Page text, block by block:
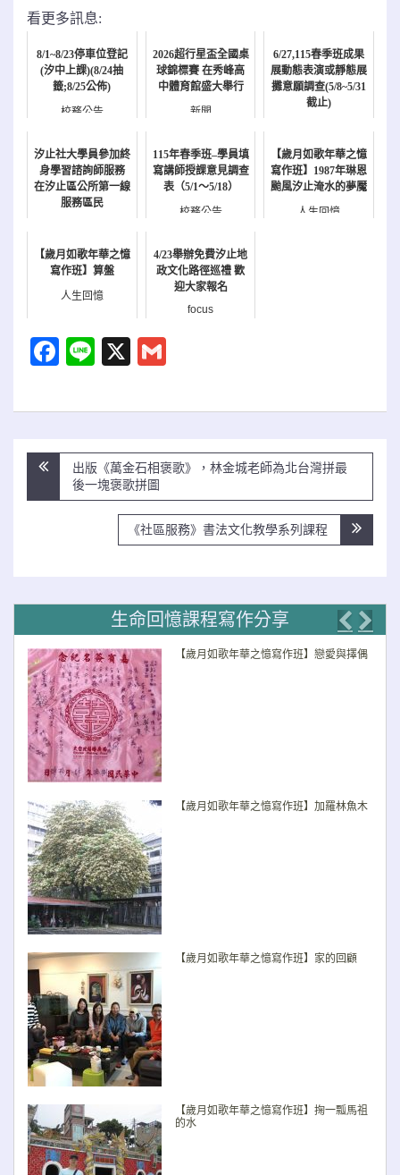
看更多訊息:
8/1~8/23停車位登記
(汐中上課)(8/24抽
籤;8/25公佈)
校務公告
2026超行星盃全國桌
球錦標賽 在秀峰高
中體育館盛大舉行
新聞
6/27,115春季班成果
展動態表演或靜態展
攤意願調查(5/8~5/31
截止)
汐止社大學員參加終
身學習諮詢師服務
在汐止區公所第一線
服務區民
115年春季班–學員填
寫講師授課意見調查
表（5/1～5/18）
校務公告
【歲月如歌年華之憶
寫作班】1987年琳恩
颱風汐止淹水的夢魘
人生回憶
【歲月如歌年華之憶
寫作班】算盤
人生回憶
4/23舉辦免費汐止地
政文化路徑巡禮 歡
迎大家報名
focus
Facebook
LineX
文
出版《萬金石相褒歌》，林金城老師為北台灣拼最
後一塊褒歌拼圖
《社區服務》書法文化教學系列課程
生命回憶課程寫作分享
【歲月如歌年華之憶寫作班】戀愛與擇偶
【歲月如歌年華之憶寫作班】加羅林魚木
【歲月如歌年華之憶寫作班】家的回顧
【歲月如歌年華之憶寫作班】掬一瓢馬祖
的水